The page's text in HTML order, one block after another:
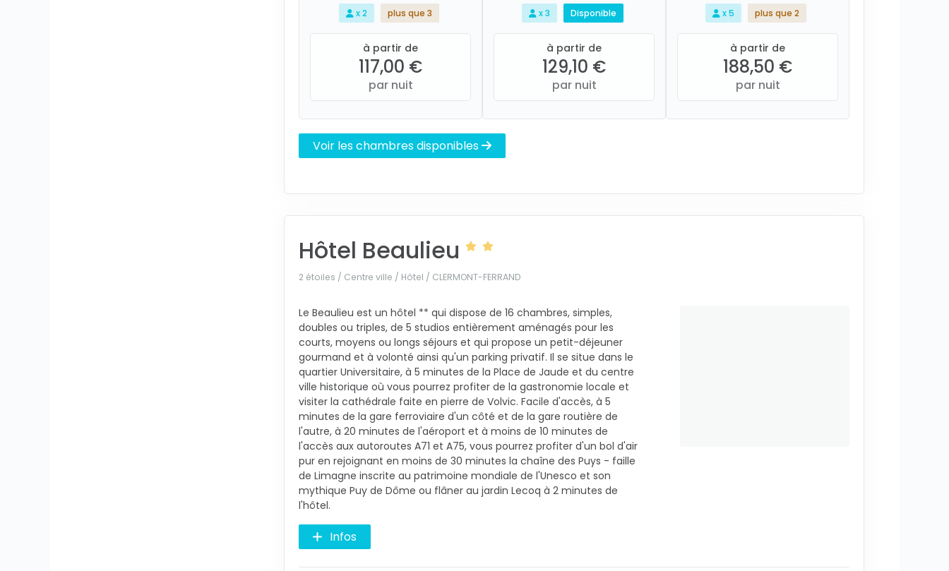
x 2 plus que 3
à partir de
117,00 €
par nuit
x 3 Disponible
à partir de
129,10 €
par nuit
x 5 plus que 2
à partir de
188,50 €
par nuit
Voir les chambres disponibles
Hôtel Beaulieu
2 étoiles / Centre ville / Hôtel / CLERMONT-FERRAND
Le Beaulieu est un hôtel ** qui dispose de 16 chambres, simples,
doubles ou triples, de 5 studios entièrement aménagés pour les
courts, moyens ou longs séjours et qui propose un petit-déjeuner
gourmand et à volonté ainsi qu'un parking privatif. Il se situe dans le
quartier Universitaire, à 5 minutes de la Place de Jaude et du centre
ville historique où vous pourrez profiter de la gastronomie locale et
visiter la cathédrale faite en pierre de Volvic. Facile d'accès, à 5
minutes de la gare ferroviaire d'un côté et de la gare routière de
l'autre, à 20 minutes de l'aéroport et à moins de 10 minutes de
l'accès aux autoroutes A71 et A75, vous pourrez profiter d'un bol d'air
pur en rejoignant en moins de 30 minutes la chaîne des Puys - faille
de Limagne inscrite au patrimoine mondiale de l'Unesco et son
mythique Puy de Dôme ou flâner au jardin Lecoq à 2 minutes de
l'hôtel.
Infos